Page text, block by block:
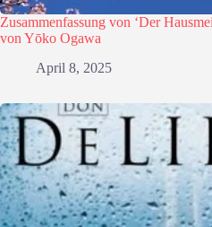
Zusammenfassung von ‘Der
von Yōko Ogawa
April 8, 2025